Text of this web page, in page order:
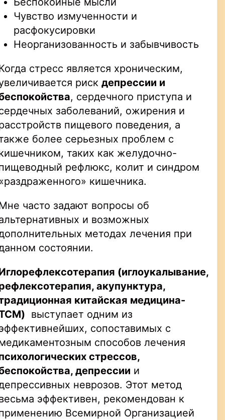
Чувство измученности и
расфокусировки
Неорганизованность и забывчивость
стресс является хроническим,
риск депрессии и
, сердечного приступа и
заболеваний, ожирения и
пищевого поведения, а
более серьезных проблем с
таких как желудочно-
рефлюкс, колит и синдром
кишечника.
часто задают вопросы об
и возможных
методах лечения при
состоянии.
(иглоукалывание,
акупунктура,
китайская медицина-
) выступает одним из
сопоставимых с
способов лечения
стрессов,
депрессии и
неврозов. Этот метод
эффективен, рекомендован к
Всемирной Организацией